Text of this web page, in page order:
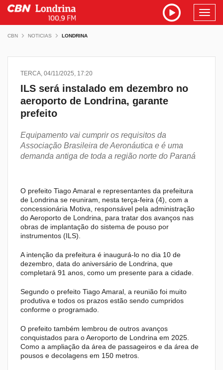
CBN NOTICIAS LONDRINA
TERCA, 04/11/2025, 17:20
ILS será instalado em dezembro no
aeroporto de Londrina, garante
prefeito
Equipamento vai cumprir os requisitos da
Associação Brasileira de Aeronáutica e é uma
demanda antiga de toda a região norte do Paraná
O prefeito Tiago Amaral e representantes da prefeitura
de Londrina se reuniram, nesta terça-feira (4), com a
concessionária Motiva, responsável pela administração
do Aeroporto de Londrina, para tratar dos avanços nas
obras de implantação do sistema de pouso por
instrumentos (ILS).
A intenção da prefeitura é inaugurá-lo no dia 10 de
dezembro, data do aniversário de Londrina, que
completará 91 anos, como um presente para a cidade.
Segundo o prefeito Tiago Amaral, a reunião foi muito
produtiva e todos os prazos estão sendo cumpridos
conforme o programado.
O prefeito também lembrou de outros avanços
conquistados para o Aeroporto de Londrina em 2025.
Como a ampliação da área de passageiros e da área de
pousos e decolagens em 150 metros.